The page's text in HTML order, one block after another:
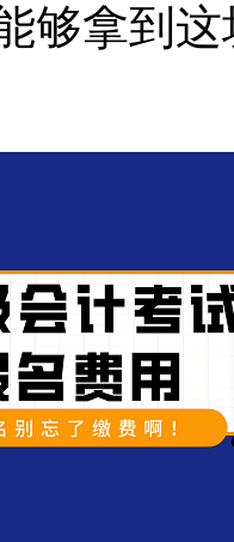
够拿到